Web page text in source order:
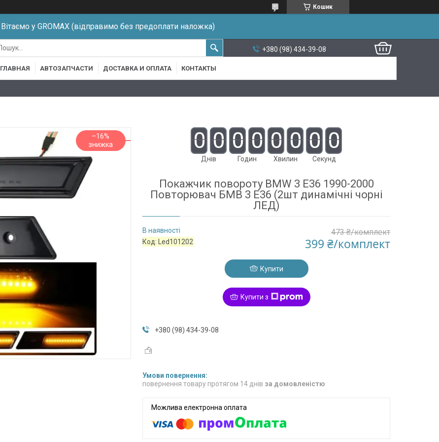
Кошик
Вітаємо у GROMAX (відправимо без предоплати наложка)
+380 (98) 434-39-08
ГЛАВНАЯ АВТОЗАПЧАСТИ ДОСТАВКА И ОПЛАТА КОНТАКТЫ
–16% 0 0
Днів
0 0
Годин
0 0
Хвилин
0 0
Секунд
Покажчик повороту BMW 3 E36 1990-2000
Повторювач БМВ 3 Е36 (2шт динамічні чорні
ЛЕД)
В наявності
Код:
Led101202
473 ₴/комплект
399 ₴/комплект
Купити
Купити з
+380 (98) 434-39-08
повернення товару протягом 14 днів за домовленістю